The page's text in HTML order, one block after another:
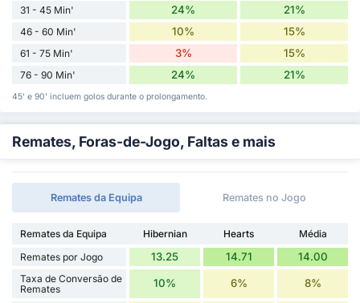
31 - 45 Min' 24% 21%
46 - 60 Min' 10% 15%
61 - 75 Min' 3% 15%
76 - 90 Min' 24% 21%
45' e 90' incluem golos durante o prolongamento.
Remates, Foras-de-Jogo, Faltas e mais
Remates da Equipa Remates no Jogo
Remates da Equipa Hibernian Hearts
Média
Remates por Jogo
13.25 14.71 14.00
Taxa de Conversão de
Remates
10% 6% 8%